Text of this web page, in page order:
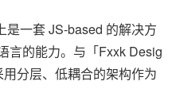
是一套 JS-based 的解决方
言的能力。与「Fxxk Desig
分层、低耦合的架构作为